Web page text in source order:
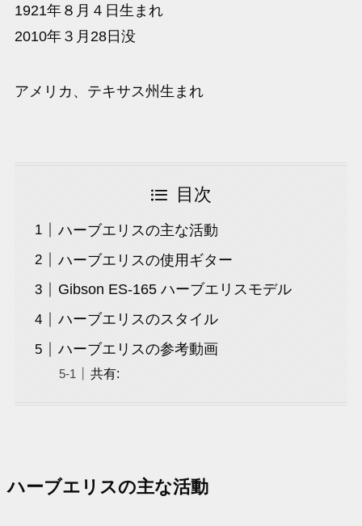
1921年８月４日生まれ
2010年３月28日没
アメリカ、テキサス州生まれ
目次
ハーブエリスの主な活動
ハーブエリスの使用ギター
Gibson ES-165 ハーブエリスモデル
ハーブエリスのスタイル
ハーブエリスの参考動画
共有:
ハーブエリスの主な活動